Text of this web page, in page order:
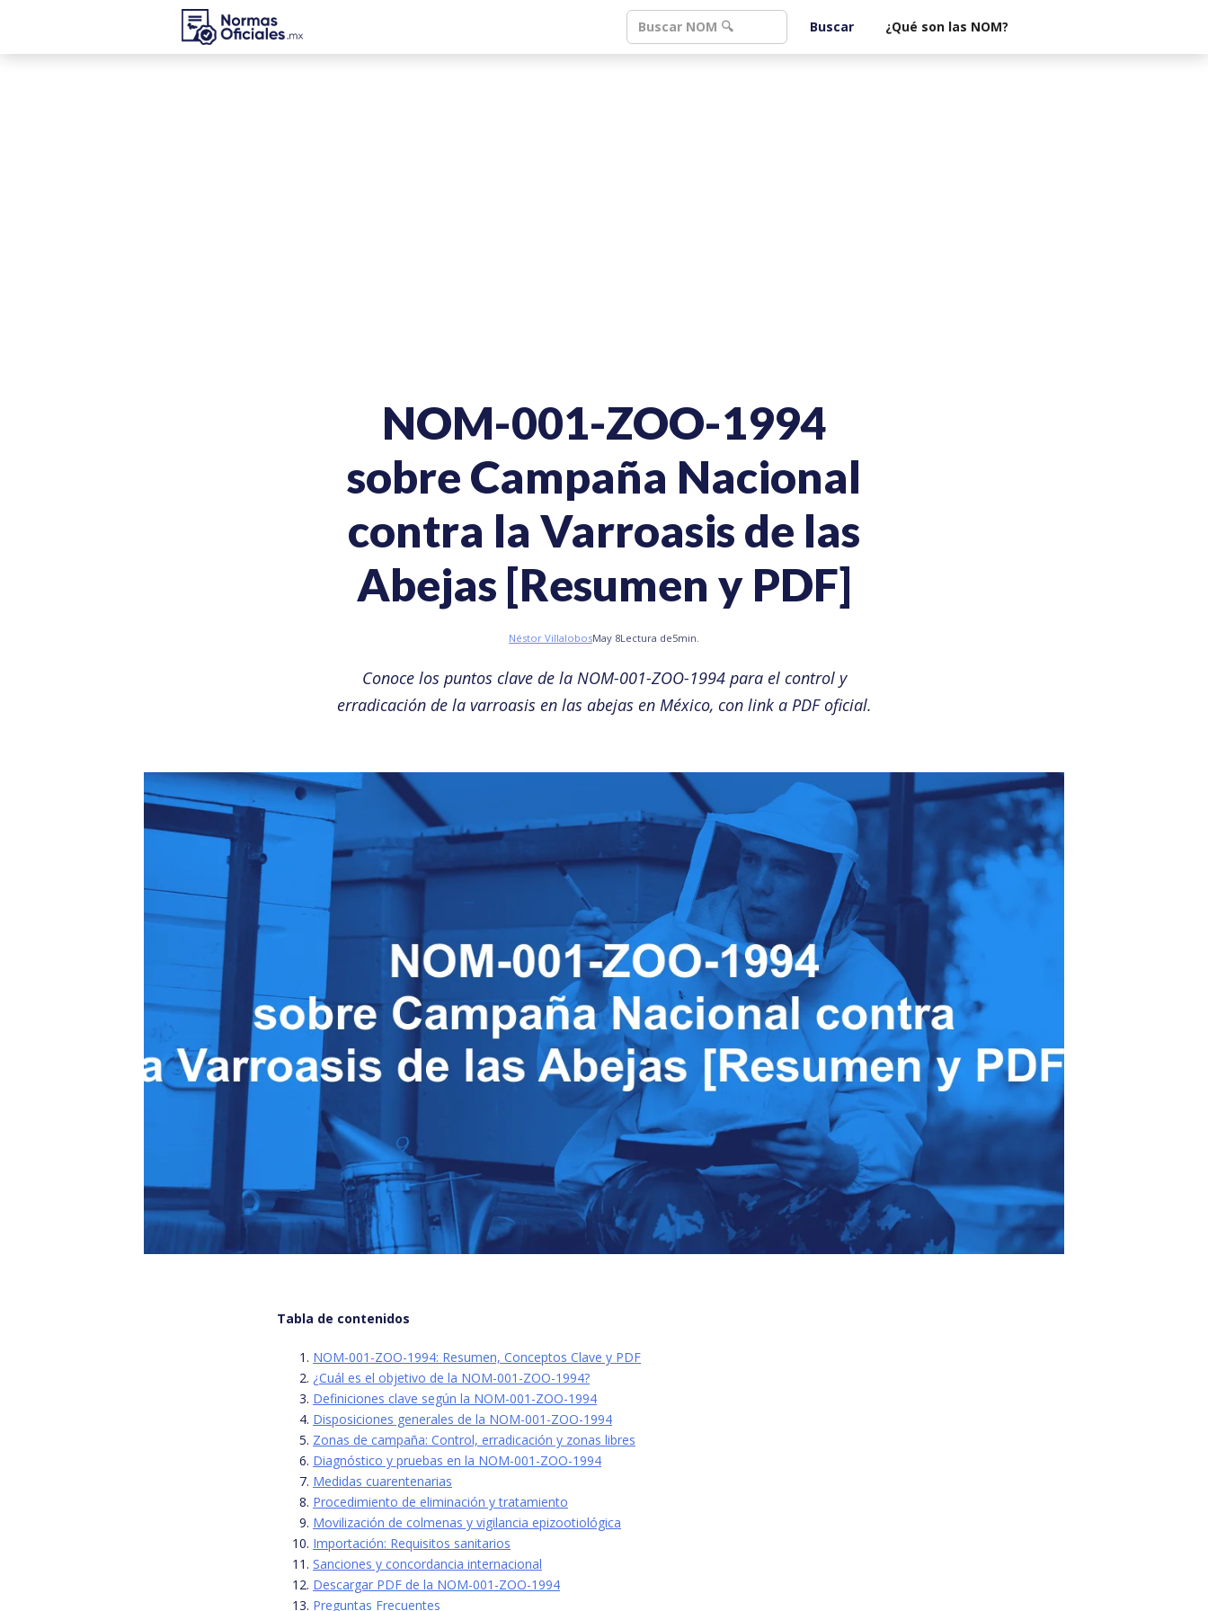
¿Qué son las NOM?
NOM-001-ZOO-1994
sobre Campaña Nacional
contra la Varroasis de las
Abejas [Resumen y PDF]
Néstor VillalobosMay 8Lectura de5min.
Conoce los puntos clave de la NOM-001-ZOO-1994 para el control y
erradicación de la varroasis en las abejas en México, con link a PDF oficial.
Tabla de contenidos
NOM-001-ZOO-1994: Resumen, Conceptos Clave y PDF
¿Cuál es el objetivo de la NOM-001-ZOO-1994?
Definiciones clave según la NOM-001-ZOO-1994
Disposiciones generales de la NOM-001-ZOO-1994
Zonas de campaña: Control, erradicación y zonas libres
Diagnóstico y pruebas en la NOM-001-ZOO-1994
Medidas cuarentenarias
Procedimiento de eliminación y tratamiento
Movilización de colmenas y vigilancia epizootiológica
Importación: Requisitos sanitarios
Sanciones y concordancia internacional
Descargar PDF de la NOM-001-ZOO-1994
Preguntas Frecuentes